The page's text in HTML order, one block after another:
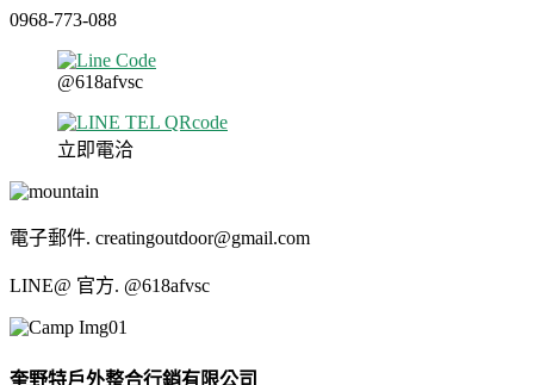
0968-773-088
@618afvsc
立即電洽
電子郵件. creatingoutdoor@gmail.com
LINE@ 官方. @618afvsc
奎野特戶外整合行銷有限公司